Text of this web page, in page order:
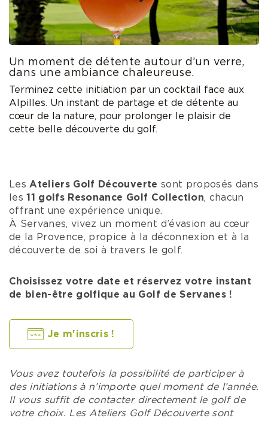
Un moment de détente autour d’un verre,
dans une ambiance chaleureuse.
Terminez cette initiation par un cocktail face aux
Alpilles. Un instant de partage et de détente au
cœur de la nature, pour prolonger le plaisir de
cette belle découverte du golf.
Les Ateliers Golf Découverte sont proposés dans
les11 golfs Resonance Golf Collection, chacun
offrant une expérience unique.
À Servanes, vivez un moment d’évasion au cœur
de la Provence, propice à la déconnexion et à la
découverte de soi à travers le golf.
Choisissez votre date et réservez votre instant
de bien-être golfique au Golf de Servanes !
Je m'inscris !
Vous avez toutefois la possibilité de participer à
des initiations à n’importe quel moment de l’année.
Il vous suffit de contacter directement le golf de
votre choix. Les Ateliers Golf Découverte sont